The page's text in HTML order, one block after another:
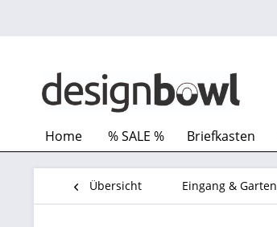
Home % SALE % Briefkasten
Übersicht Eingang & Garten